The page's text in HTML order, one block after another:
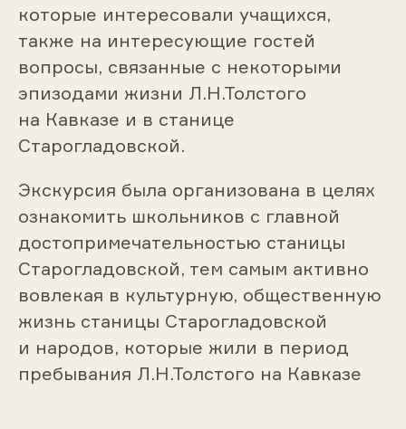
которые интересовали учащихся,
также на интересующие гостей
вопросы, связанные с некоторыми
эпизодами жизни Л.Н.Толстого
на Кавказе и в станице
Старогладовской.
Экскурсия была организована в целях
ознакомить школьников с главной
достопримечательностью станицы
Старогладовской, тем самым активно
вовлекая в культурную, общественную
жизнь станицы Старогладовской
и народов, которые жили в период
пребывания Л.Н.Толстого на Кавказе